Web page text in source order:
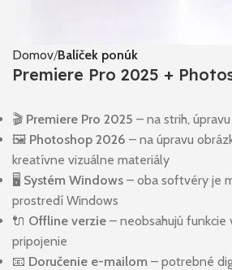
Domov Balíček ponúk
Premiere Pro 2025 +
🎬 Premiere Pro 2025 – na strih,
🖼️ Photoshop 2026 – na úpravu
kreatívne vizuálne materiály
🖥️ Systém Windows – oba softvéry je
prostredí Windows
🔌 Offline verzie – neobsahujú funkcie
pripojenie
📧 Doručenie e-mailom – potrebné